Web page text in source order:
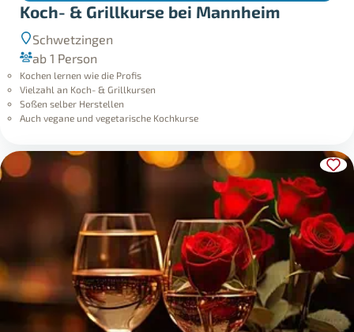
Koch- & Grillkurse bei Mannheim
Schwetzingen
ab 1 Person
Kochen lernen wie die Profis
Vielzahl an Koch- & Grillkursen
Soßen selber Herstellen
Auch vegane und vegetarische Kochkurse